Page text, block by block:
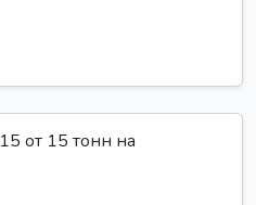
от 15 тонн на